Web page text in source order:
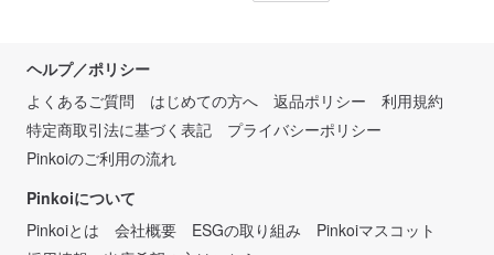
ヘルプ／ポリシー
よくあるご質問
はじめての方へ 返品ポリシー
利用規約
特定商取引法に基づく表記
プライバシーポリシー
Pinkoiのご利用の流れ
Pinkoiについて
Pinkoiとは
会社概要 ESGの取り組み
Pinkoiマスコット